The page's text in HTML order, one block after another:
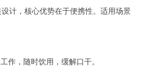
计，核心优势在于便携性。适用场景
作，随时饮用，缓解口干。